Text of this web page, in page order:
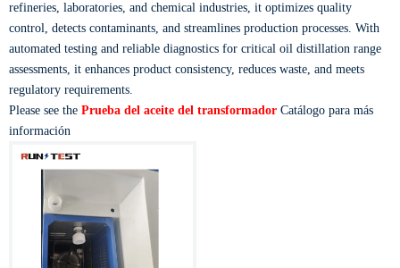
refineries, laboratories, and chemical industries, it optimizes quality
control, detects contaminants, and streamlines production processes. With
automated testing and reliable diagnostics for critical oil distillation range
assessments, it enhances product consistency, reduces waste, and meets
regulatory requirements.
Please see the Prueba del aceite del transformador Catálogo para más
información